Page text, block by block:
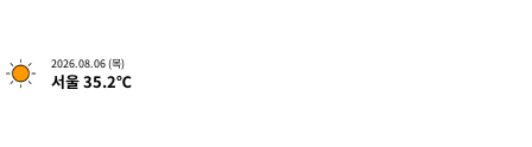
2026.08.06 (목)
서울 35.2℃
-26712초 전 >내일까지 39도 '펄펄'…기상청 "태풍 지나며 폭염 잠시 꺾인
-26349초 전 >트럼프, 한국계 진보 주지사 후보 맹공…"공산주의가 최대 위